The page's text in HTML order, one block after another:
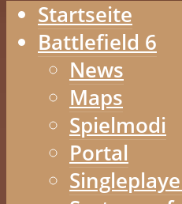
Startseite
Battlefield 6
News
Maps
Spielmodi
Portal